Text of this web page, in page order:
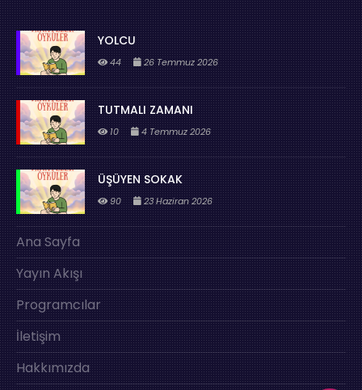
YOLCU
44 26 Temmuz 2026
TUTMALI ZAMANI
10 4 Temmuz 2026
ÜŞÜYEN SOKAK
90 23 Haziran 2026
Ana Sayfa
Yayın Akışı
Programcılar
İletişim
Hakkımızda